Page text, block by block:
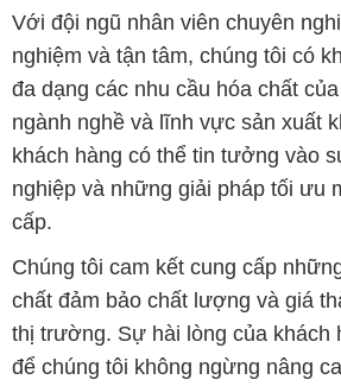
Với đội ngũ nhân viên chuyên
nghiệm và tận tâm, chúng tôi có
đa dạng các nhu cầu hóa chất
ngành nghề và lĩnh vực sản xuất
khách hàng có thể tin tưởng vào
nghiệp và những giải pháp tối ưu
cấp.
Chúng tôi cam kết cung cấp
chất đảm bảo chất lượng và giá
thị trường. Sự hài lòng của khách
để chúng tôi không ngừng nâng